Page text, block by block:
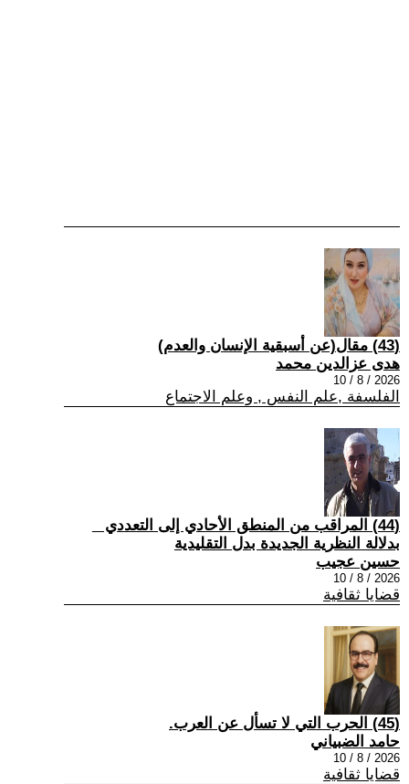
(43) مقال(عن أسبقية الإنسان والعدم)
هدى عزالدين محمد
2026 / 8 / 10
الفلسفة ,علم النفس , وعلم الاجتماع
(44) المراقب من المنطق الأحادي إلى التعددي _
بدلالة النظرية الجديدة بدل التقليدية
حسين عجيب
2026 / 8 / 10
قضايا ثقافية
(45) الحرب التي لا تسأل عن العرب.
حامد الضبياني
2026 / 8 / 10
قضايا ثقافية